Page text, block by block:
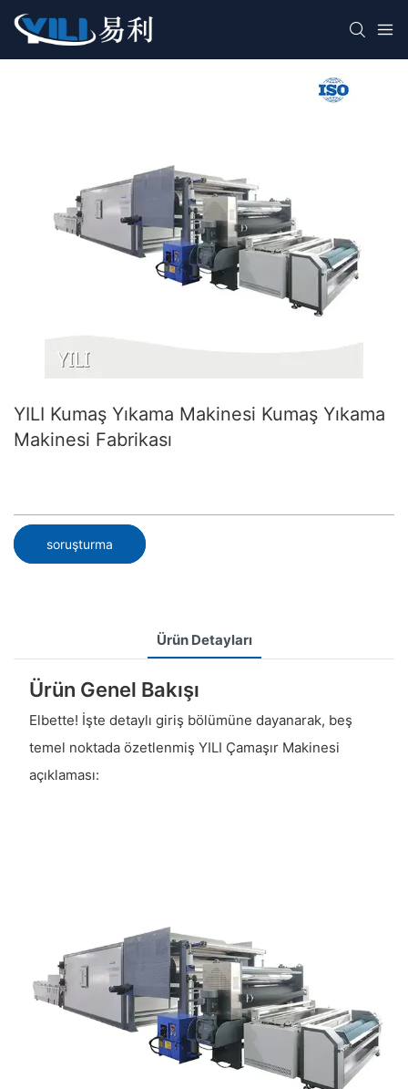
YILI Kumaş Yıkama Makinesi Kumaş Yıkama
Makinesi Fabrikası
soruşturma
Ürün Detayları
Ürün Genel Bakışı
Elbette! İşte detaylı giriş bölümüne dayanarak, beş
temel noktada özetlenmiş YILI Çamaşır Makinesi
açıklaması: